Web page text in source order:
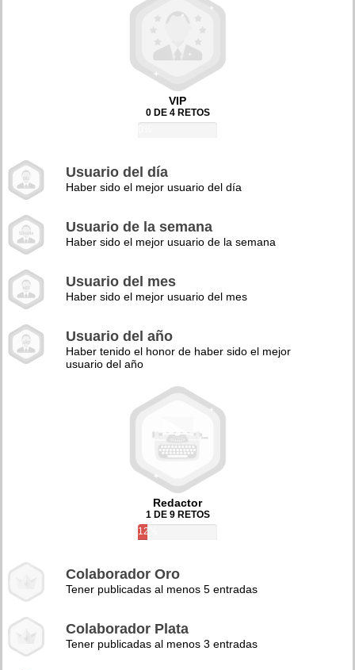
VIP
0 DE 4 RETOS
Usuario del día
Haber sido el mejor usuario del día
Usuario de la semana
Haber sido el mejor usuario de la semana
Usuario del mes
Haber sido el mejor usuario del mes
Usuario del año
Haber tenido el honor de haber sido el mejor
usuario del año
Redactor
1 DE 9 RETOS
12%
Colaborador Oro
Tener publicadas al menos 5 entradas
Colaborador Plata
Tener publicadas al menos 3 entradas